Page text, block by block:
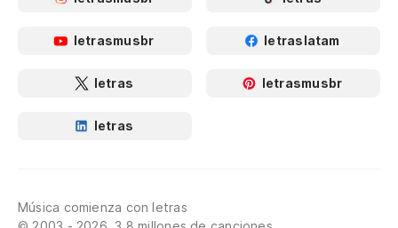
letrasmusbr letraslatam
letras letrasmusbr
letras
Música comienza con letras